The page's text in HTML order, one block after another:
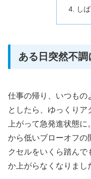
し
ある日突然不調
仕事の帰り、いつもの
としたら、ゆっくり
上がって急発進状態
から低いブローオフの
クセルをいくら踏んで
か上がらなくなりまし